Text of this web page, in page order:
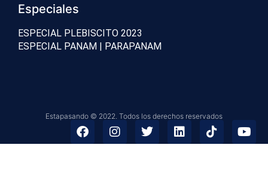
Especiales
ESPECIAL PLEBISCITO 2023
ESPECIAL PANAM | PARAPANAM
Estapasando © 2022. Todos los derechos reservados